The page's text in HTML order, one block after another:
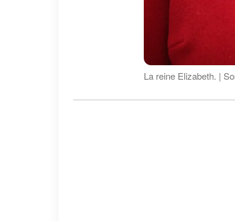
La reine Elizabeth. |